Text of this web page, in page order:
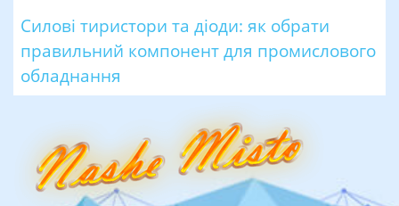
Силові тиристори та діоди: як обрати
правильний компонент для промислового
обладнання